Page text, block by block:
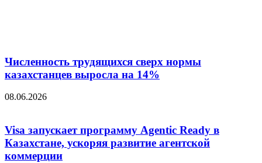
Численность трудящихся сверх нормы
казахстанцев выросла на 14%
08.06.2026
Visa запускает программу Agentic Ready в
Казахстане, ускоряя развитие агентской
коммерции